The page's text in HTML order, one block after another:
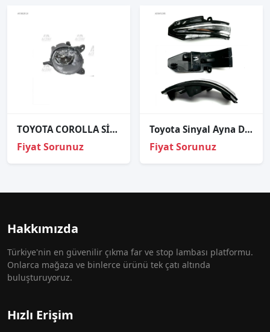
TOYOTA COROLLA SİS FARI SOL 2005-2006
Fiyat Sorunuz
Toyota Sinyal Ayna Dikiz Rav4 14-17 Sağ
Fiyat Sorunuz
Hakkımızda
Türkiye'nin en güvenilir çıkma far ve stop lambası platformu.
Onlarca mağaza ve binlerce ürünü tek çatı altında
buluşturuyoruz.
Hızlı Erişim